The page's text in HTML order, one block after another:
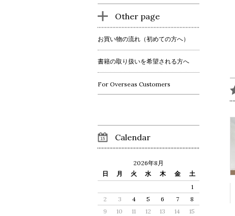
Other page
お買い物の流れ（初めての方へ）
書籍の取り扱いを希望される方へ
For Overseas Customers
Calendar
2026年8月
日
月 火 水 木 金
土
1
2
3 4 5 6 7
8
9
10 11 12 13 14
15